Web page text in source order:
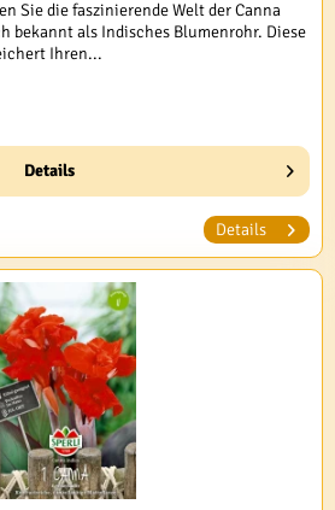
Sie die faszinierende Welt der Canna
bekannt als Indisches Blumenrohr. Diese
Ihren...
Details
Details